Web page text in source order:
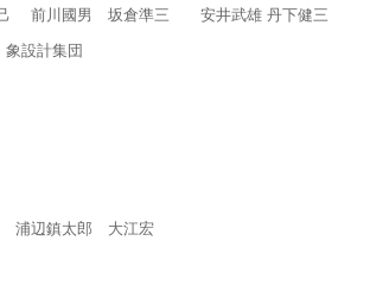
前川國男 坂倉準三 安井武雄 丹下健三
象設計集団
浦辺鎮太郎 大江宏